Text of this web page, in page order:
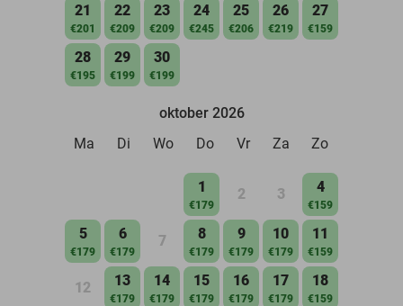
21
€201
22
€209
23
€209
24
€245
25
€206
26
€219
27
€159
28
€195
29
€199
30
€199
oktober 2026
Ma
Di Wo Do Vr Za Zo
1
€179
2 3 4
€159
5
€179
6
€179
7 8
€179
9
€179
10
€179
11
€159
12 13
€179
14
€179
15
€179
16
€179
17
€179
18
€159